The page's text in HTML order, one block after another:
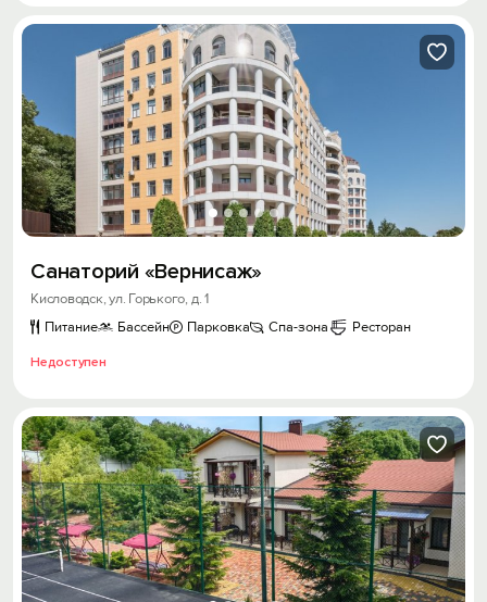
Санаторий «Вернисаж»
Кисловодск, ул. Горького, д. 1
Питание
Бассейн Парковка Спа-зона Ресторан
Недоступен